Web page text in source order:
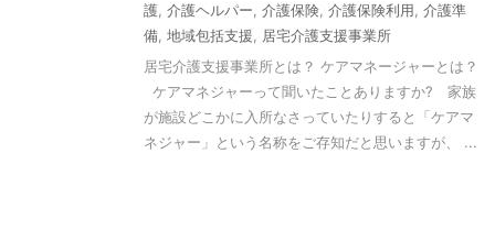
護 介護ヘルパー 介護保険 介護保険利用 介護準
備 地域包括支援
居宅介護支援事業所
居宅介護支援事業所とは？ ケアマネージャーとは？
ケアマネジャーって聞いたことありますか? 家族
が施設どこかに入所なさっていたりすると「ケアマ
ネジャー」という名称をご存知だと思いますが、 ...